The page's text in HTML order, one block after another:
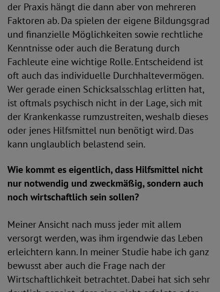
der Praxis hängt die dann aber von mehreren
Faktoren ab. Da spielen der eigene Bildungsgrad
und finanzielle Möglichkeiten sowie rechtliche
Kenntnisse oder auch die Beratung durch
Fachleute eine wichtige Rolle. Entscheidend ist
oft auch das individuelle Durchhaltevermögen.
Wer gerade einen Schicksalsschlag erlitten hat,
ist oftmals psychisch nicht in der Lage, sich mit
der Krankenkasse rumzustreiten, weshalb dieses
oder jenes Hilfsmittel nun benötigt wird. Das
kann unglaublich belastend sein.
Wie kommt es eigentlich, dass Hilfsmittel nicht
nur notwendig und zweckmäßig, sondern auch
noch wirtschaftlich sein sollen?
Meiner Ansicht nach muss jeder mit allem
versorgt werden, was ihm irgendwie das Leben
erleichtern kann. In meiner Studie habe ich ganz
bewusst aber auch die Frage nach der
Wirtschaftlichkeit betrachtet. Dabei hat sich sehr